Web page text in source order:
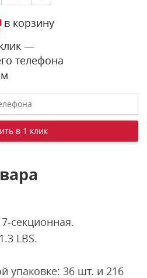
в корзину
—
телефона
секционная.
LBS.
упаковке: 36 шт. и 216